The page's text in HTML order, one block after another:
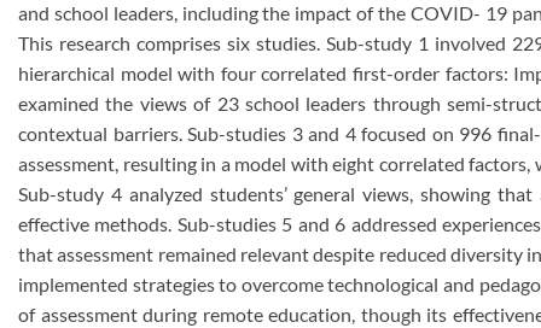
and school leaders, including the impact of the COVID- 19
This research comprises six studies. Sub-study 1 involved
hierarchical model with four correlated first-order factors:
examined the views of 23 school leaders through semi-
contextual barriers. Sub-studies 3 and 4 focused on 996
assessment, resulting in a model with eight correlated
Sub-study 4 analyzed students’ general views, showing
effective methods. Sub-studies 5 and 6 addressed
that assessment remained relevant despite reduced diversity
implemented strategies to overcome technological and
of assessment during remote education, though its